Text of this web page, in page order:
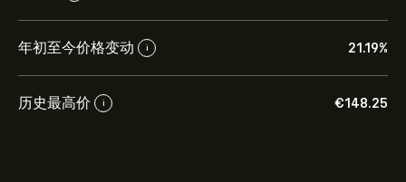
年初至今价格变动 i 21.19%
历史最高价 i ‎€‎148.25